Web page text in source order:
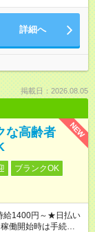
詳細へ
掲載日：2026.08.05
NEW
な高齢者
ブランクOK
給1400円～★日払い
働開始時は手続き完